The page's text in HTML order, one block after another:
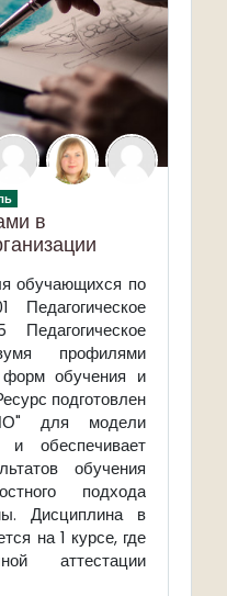
в
обучающихся по
Педагогическое
Педагогическое
профилями
форм обучения и
подготовлен
для модели
и обеспечивает
обучения
подхода
Дисциплина в
на 1 курсе, где
аттестации